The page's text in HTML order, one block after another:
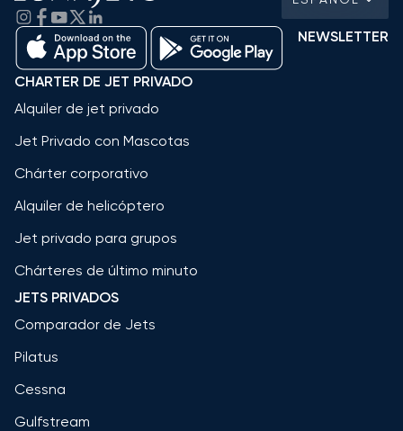
NEWSLETTER
CHARTER DE JET PRIVADO
Alquiler de jet privado
Jet Privado con Mascotas
Chárter corporativo
Alquiler de helicóptero
Jet privado para grupos
Chárteres de último minuto
JETS PRIVADOS
Comparador de Jets
Pilatus
Cessna
Gulfstream